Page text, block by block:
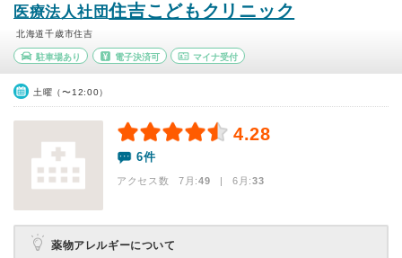
医療法人社団住吉こどもクリニック
北海道千歳市住吉
駐車場あり 電子決済可 マイナ受付
土曜（〜12:00）
4.28
6件
アクセス数 7月:49 | 6月:33
薬物アレルギーについて